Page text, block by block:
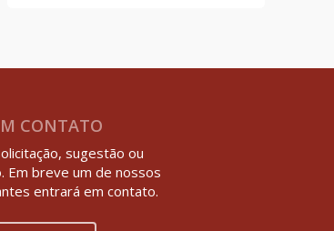
CONTATO
sugestão ou
Em breve um de nossos
entrará em contato.